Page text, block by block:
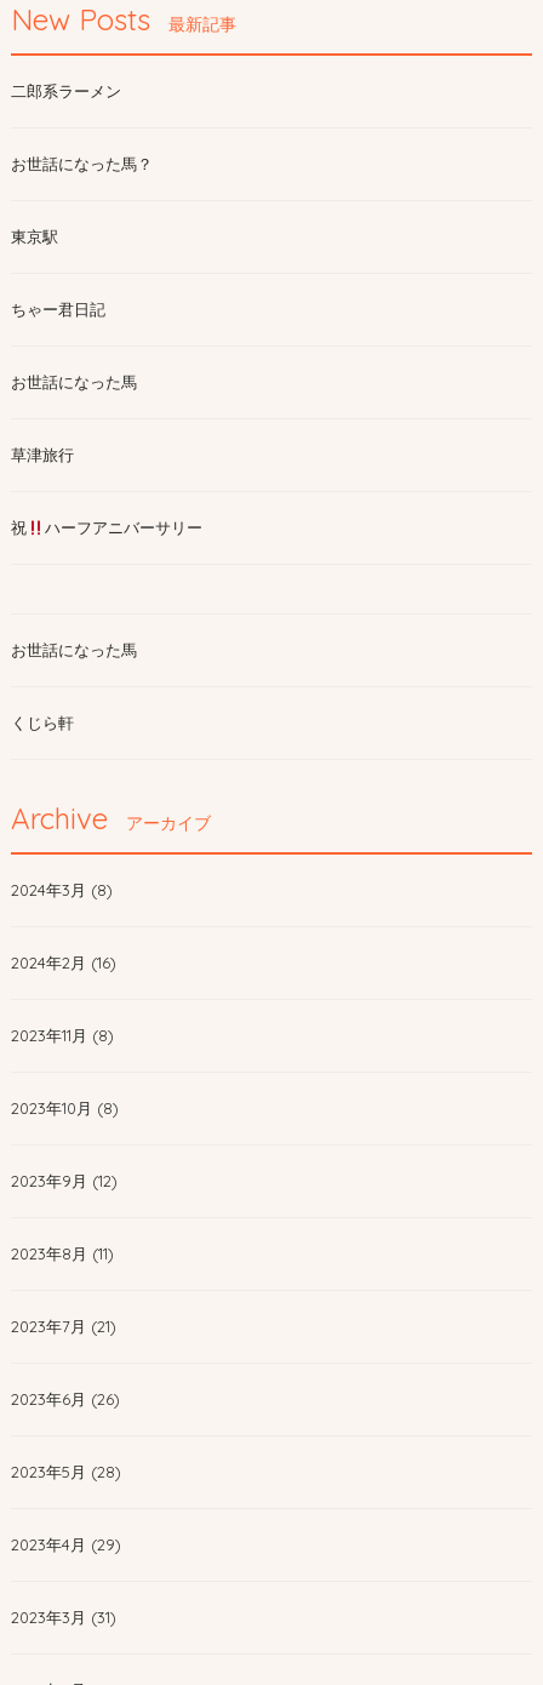
New Posts 最新記事
二郎系ラーメン
お世話になった馬？
東京駅
ちゃー君日記
お世話になった馬
草津旅行
祝 ハーフアニバーサリー
お世話になった馬
くじら軒
Archive アーカイブ
2024年3月 (8)
2024年2月 (16)
2023年11月 (8)
2023年10月 (8)
2023年9月 (12)
2023年8月 (11)
2023年7月 (21)
2023年6月 (26)
2023年5月 (28)
2023年4月 (29)
2023年3月 (31)